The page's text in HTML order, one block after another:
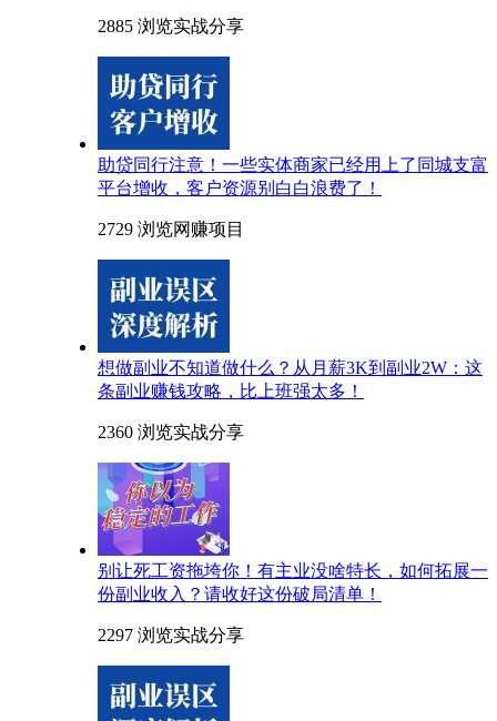
2885 浏览实战分享
助贷同行注意！一些实体商家已经用上了同城支富
平台增收，客户资源别白白浪费了！
2729 浏览网赚项目
想做副业不知道做什么？从月薪3K到副业2W：这
条副业赚钱攻略，比上班强太多！
2360 浏览实战分享
别让死工资拖垮你！有主业没啥特长，如何拓展一
份副业收入？请收好这份破局清单！
2297 浏览实战分享